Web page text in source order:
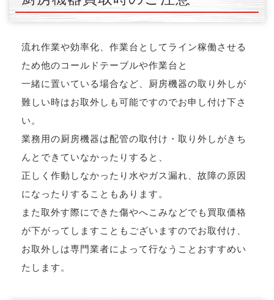
流れ作業や効率化、作業台としてライン稼働させる
ため他のコールドテーブルや作業台と
一緒に置いている場合など、厨房機器の取り外しが
難しい時はお取外しも可能ですのでお申し付け下さ
い。
業務用の厨房機器は配管の取付け・取り外しがきち
んとできていなかったりすると、
正しく作動しなかったり水やガス漏れ、故障の原因
になったりすることもあります。
また取外す際にできた傷やへこみなどでも買取価格
が下がってしますこともございますのでお取付け、
お取外しは専門業者によって行なうことおすすめい
たします。